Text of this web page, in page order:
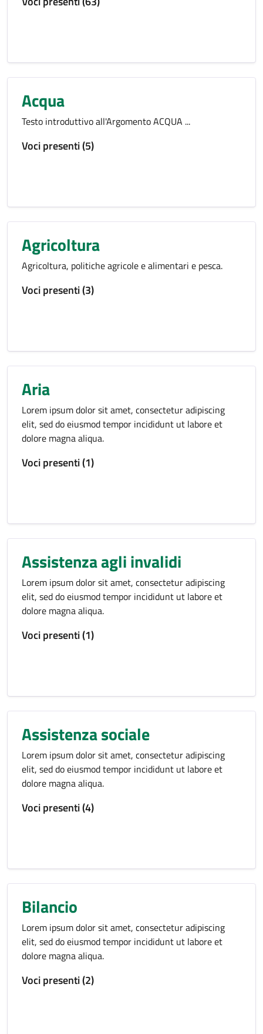
Acqua
Testo introduttivo all'Argomento ACQUA ...
Voci presenti (5)
Agricoltura
Agricoltura, politiche agricole e alimentari e pesca.
Voci presenti (3)
Aria
Lorem ipsum dolor sit amet, consectetur adipiscing
elit, sed do eiusmod tempor incididunt ut labore et
dolore magna aliqua.
Voci presenti (1)
Assistenza agli invalidi
Lorem ipsum dolor sit amet, consectetur adipiscing
elit, sed do eiusmod tempor incididunt ut labore et
dolore magna aliqua.
Voci presenti (1)
Assistenza sociale
Lorem ipsum dolor sit amet, consectetur adipiscing
elit, sed do eiusmod tempor incididunt ut labore et
dolore magna aliqua.
Voci presenti (4)
Bilancio
Lorem ipsum dolor sit amet, consectetur adipiscing
elit, sed do eiusmod tempor incididunt ut labore et
dolore magna aliqua.
Voci presenti (2)